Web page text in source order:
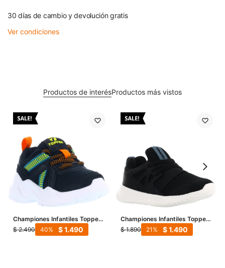
30 días de cambio y devolución gratis
Ver condiciones
Productos de interésProductos más vistos
Championes Infantiles Topper
Chalpa Bebe - Negro - Verde -
Anaranjado
$ 2.490 $1.490
40
Championes Infantiles Topper
Mamba Kids - Negro
$ 1.890 $1.490
21